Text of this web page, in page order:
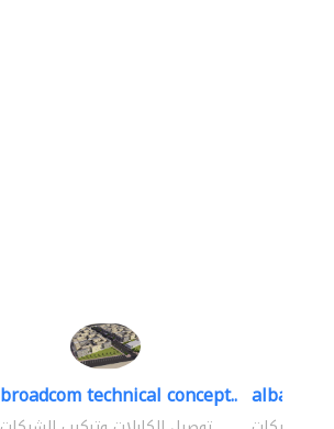
broadcom technical concept.. albatross